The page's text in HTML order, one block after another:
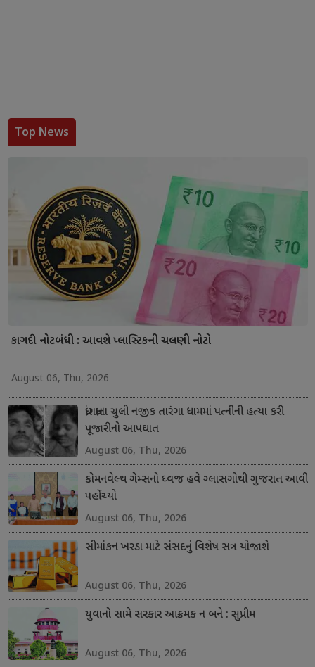
Top News
કાગદી નોટબંધી : આવશે પ્લાસ્ટિકની ચલણી નોટો
August 06, Thu, 2026
ધ્રાંગધ્રાના ચુલી નજીક તારંગા ધામમાં પત્નીની હત્યા કરી
પૂજારીનો આપઘાત
August 06, Thu, 2026
કોમનવેલ્થ ગેમ્સનો ધ્વજ હવે ગ્લાસગોથી ગુજરાત આવી
પહોંચ્યો
August 06, Thu, 2026
સીમાંકન ખરડા માટે સંસદનું વિશેષ સત્ર યોજાશે
August 06, Thu, 2026
યુવાનો સામે સરકાર આક્રમક ન બને : સુપ્રીમ
August 06, Thu, 2026